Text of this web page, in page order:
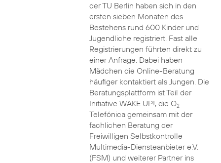
der TU Berlin haben sich in den
ersten sieben Monaten des
Bestehens rund 600 Kinder und
Jugendliche registriert. Fast alle
Registrierungen führten direkt zu
einer Anfrage. Dabei haben
Mädchen die Online-Beratung
häufiger kontaktiert als Jungen. Die
Beratungsplattform ist Teil der
Initiative WAKE UP!, die O2
Telefónica gemeinsam mit der
fachlichen Beratung der
Freiwilligen Selbstkontrolle
Multimedia-Diensteanbieter e.V.
(FSM) und weiterer Partner ins